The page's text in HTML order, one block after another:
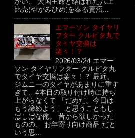
かい、 大国主命と結ばれた八上
比売(やかみひめ)を奉る賣沼...
エマーソン タイヤリ
フター クルピタ丸で
タイヤ交換は
楽々！？
2026/03/24 エマー
ソン タイヤリフター クルピタ丸
でタイヤ交換は楽々！？ 最近、
ジムニーのタイヤがあまりに重す
ぎて、4本目の取り付け時に持ち
上がらなくて 「だめだ。今日は
もう諦めよう」 と思うこともし
ばしばな俺。 昔から欲しかった
ものの、 お年寄り向け商品 だと
いう思...